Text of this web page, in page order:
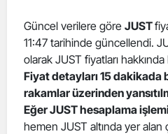
Güncel verilere göre JUST
11:47 tarihinde güncellendi.
olarak JUST fiyatları
Fiyat detayları 15 dakikada
rakamlar üzerinden
Eğer JUST hesaplama
hemen JUST altında yer alan